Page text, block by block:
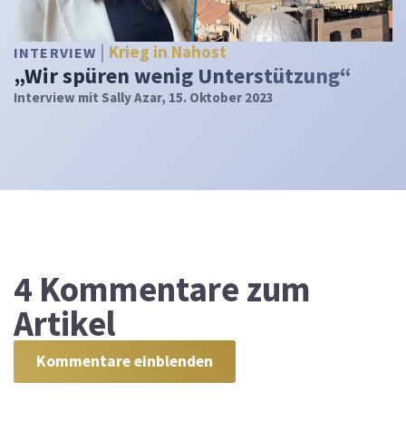
INTERVIEW Krieg in Nahost
„Wir spüren wenig Unterstützung“
Interview mit Sally Azar, 15. Oktober 2023
4 Kommentare zum
Artikel
Kommentare einblenden